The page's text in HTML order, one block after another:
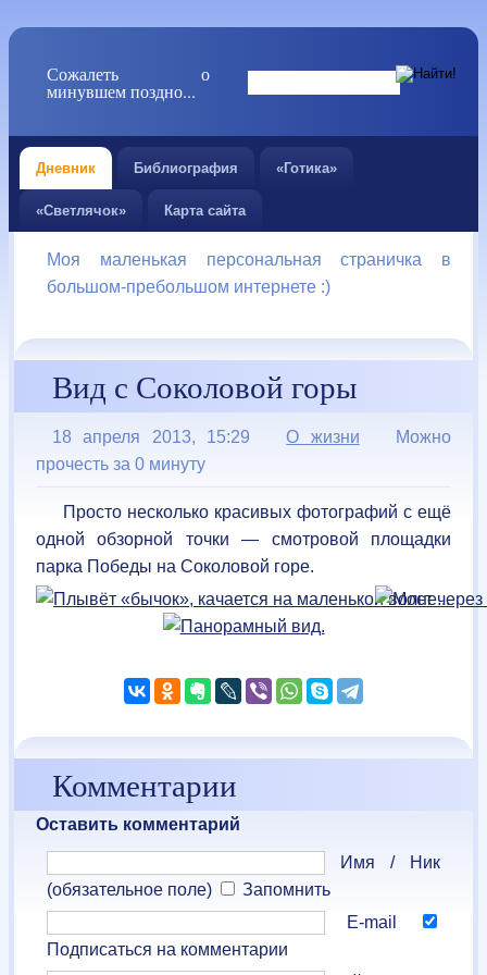
Сожалеть о
минувшем поздно...
Дневник Библиография «Готика»
«Светлячок» Карта сайта
Моя маленькая персональная страничка в
большом-пребольшом интернете :)
Вид с Соколовой горы
18 апреля 2013, 15:29 О жизни
Можно
прочесть за 0 минуту
Просто несколько красивых фотографий с ещё
одной обзорной точки — смотровой площадки
парка Победы на Соколовой горе.
Комментарии
Оставить комментарий
Имя / Ник
(обязательное поле)
Запомнить
E-mail
Подписаться на комментарии